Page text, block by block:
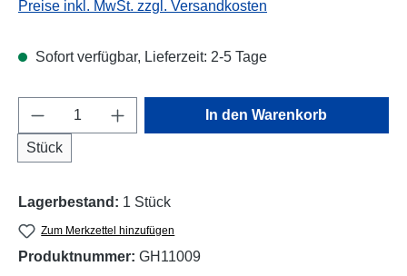
Preise inkl. MwSt. zzgl. Versandkosten
Sofort verfügbar, Lieferzeit: 2-5 Tage
Produkt Anzahl: Gib den gewünschten
Stück
In den Warenkorb
Lagerbestand: 1 Stück
Zum Merkzettel hinzufügen
Produktnummer: GH11009